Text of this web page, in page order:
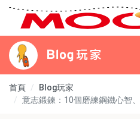
首頁
Blog玩家
意志鍛鍊：10個磨練鋼鐵心智